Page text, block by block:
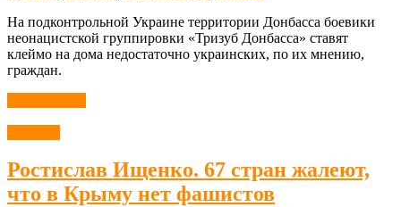
На подконтрольной Украине территории Донбасса боевики
неонацистской группировки «Тризуб Донбасса» ставят
клеймо на дома недостаточно украинских, по их мнению,
граждан.
Ростислав Ищенко. 67 стран жалеют,
что в Крыму нет фашистов